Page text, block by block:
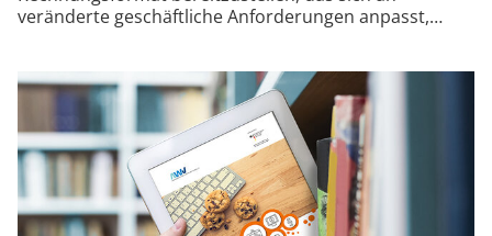
veränderte geschäftliche Anforderungen anpasst,…